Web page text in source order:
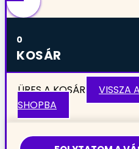
0
KOSÁR
ÜRES A KOSÁR
VISSZA A
SHOPBA